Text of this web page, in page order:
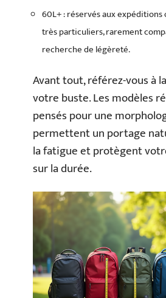
60L+ : réservés aux expéditions
très particuliers, rarement
recherche de légèreté.
Avant tout, référez-vous à
votre buste. Les modèles
pensés pour une
permettent un portage
la fatigue et protègent
sur la durée.